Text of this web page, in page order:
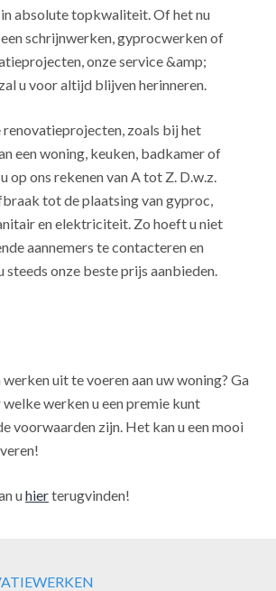
absolute topkwaliteit. Of het nu
schrijnwerken, gyprocwerken of
onze service &amp;
u voor altijd blijven herinneren.
zoals bij het
een woning, keuken, badkamer of
op ons rekenen van A tot Z. D.w.z.
tot de plaatsing van gyproc,
en elektriciteit. Zo hoeft u niet
aannemers te contacteren en
steeds onze beste prijs aanbieden.
werken uit te voeren aan uw woning? Ga
werken u een premie kunt
voorwaarden zijn. Het kan u een mooi
uhierterugvinden!